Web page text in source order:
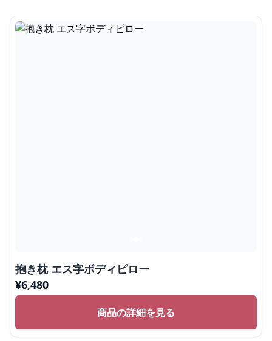
抱き枕 エス字ボディピロー
¥6,480
商品の詳細を見る